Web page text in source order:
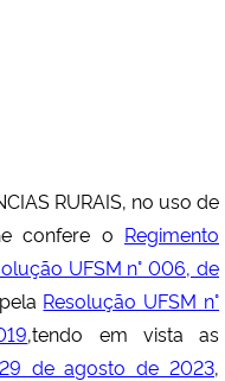
RURAIS, no uso de
confere o Regimento
UFSM n° 006, de
Resolução UFSM n°
,tendo em vista as
de agosto de 2023,